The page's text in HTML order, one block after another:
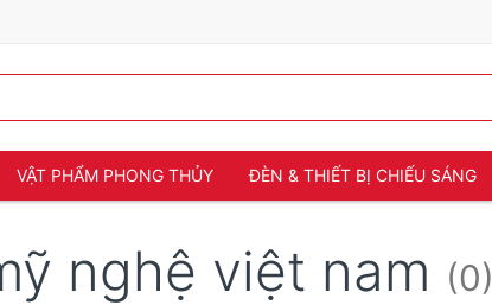
VẬT PHẨM PHONG THỦY ĐÈN & THIẾT BỊ CHIẾU SÁNG
nghệ việt nam (0)